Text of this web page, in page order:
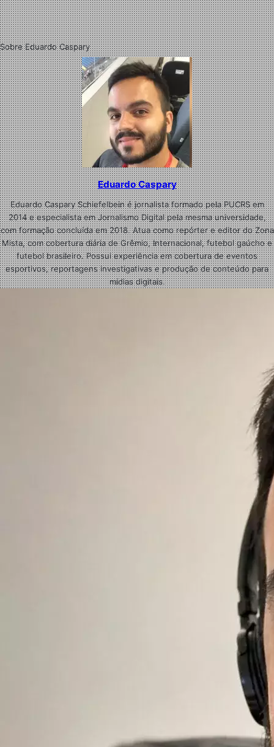
Sobre Eduardo Caspary
Eduardo Caspary
Eduardo Caspary Schiefelbein é jornalista formado pela PUCRS em
2014 e especialista em Jornalismo Digital pela mesma universidade,
com formação concluída em 2018. Atua como repórter e editor do Zona
Mista, com cobertura diária de Grêmio, Internacional, futebol gaúcho e
futebol brasileiro. Possui experiência em cobertura de eventos
esportivos, reportagens investigativas e produção de conteúdo para
mídias digitais.